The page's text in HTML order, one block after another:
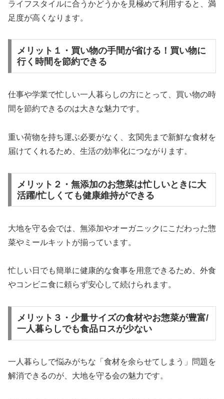
ライフスタイルに合うかどうかを見極めて利用すると、満
足度が高くなります。
メリット１・買い物の手間が省ける！買い物に
行く時間を節約できる
仕事や学業で忙しい一人暮らしの方にとって、買い物の時
間を節約できるのは大きな魅力です。
重い荷物を持ち運ぶ必要がなく、玄関先まで新鮮な食材を
届けてくれるため、生活の効率化につながります。
メリット２・無添加のお惣菜は忙しいときに大
活躍/忙しくても健康維持ができる
大地を守る会では、無添加やオーガニックにこだわった惣
菜やミールキットが揃っています。
忙しい日でも簡単に健康的な食事を用意できるため、外食
やコンビニ食に頼らず安心して続けられます。
メリット３・少量サイズの食材やお惣菜が豊富/
一人暮らしでも食品ロスが少ない
一人暮らしで悩みがちな「食材を余らせてしまう」問題を
解消できるのが、大地を守る会の魅力です。